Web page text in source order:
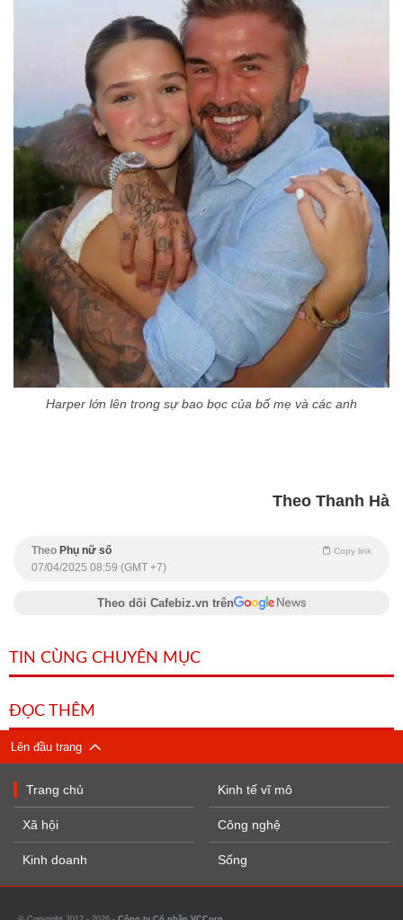
Harper lớn lên trong sự bao bọc của bố mẹ và các anh
Theo Thanh Hà
Theo Phụ nữ số Copy link
07/04/2025 08:59 (GMT +7)
Theo dõi Cafebiz.vn trên
TIN CÙNG CHUYÊN MỤC
ĐỌC THÊM
Lên đầu trang
Trang chủ
Xã hội
Kinh doanh
Kinh tế vĩ mô
Công nghệ
Sống